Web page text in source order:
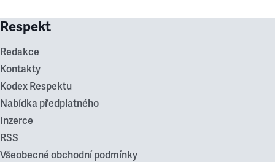
Respekt
Redakce
Kontakty
Kodex Respektu
Nabídka předplatného
Inzerce
RSS
Všeobecné obchodní podmínky